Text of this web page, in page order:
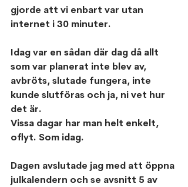
gjorde att vi enbart var utan
internet i 30 minuter.
Idag var en sådan där dag då allt
som var planerat inte blev av,
avbröts, slutade fungera, inte
kunde slutföras och ja, ni vet hur
det är.
Vissa dagar har man helt enkelt,
oflyt. Som idag.
Dagen avslutade jag med att öppna
julkalendern och se avsnitt 5 av